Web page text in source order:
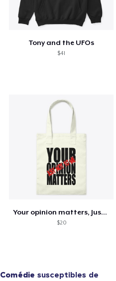
Tony and the UFOs
$41
Your opinion matters, Just not to me!
$20
Comédie susceptibles de